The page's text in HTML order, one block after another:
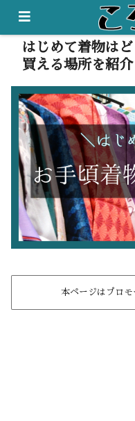
はじめて着物は
買える場所を紹介
本ページはプロモ